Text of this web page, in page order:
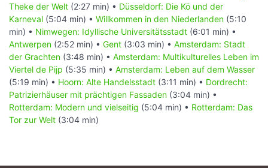
Theke der Welt (2:27 min) • Düsseldorf: Die Kö und der
Karneval (5:04 min) • Willkommen in den Niederlanden (5:10
min) • Nimwegen: Idyllische Universitätsstadt (6:01 min) •
Antwerpen (2:52 min) • Gent (3:03 min) • Amsterdam: Stadt
der Grachten (3:48 min) • Amsterdam: Multikulturelles Leben im
Viertel de Pijp (5:35 min) • Amsterdam: Leben auf dem Wasser
(5:19 min) • Hoorn: Alte Handelsstadt (3:11 min) • Dordrecht:
Patrizierhäuser mit prächtigen Fassaden (3:04 min) •
Rotterdam: Modern und vielseitig (5:04 min) • Rotterdam: Das
Tor zur Welt (3:04 min)